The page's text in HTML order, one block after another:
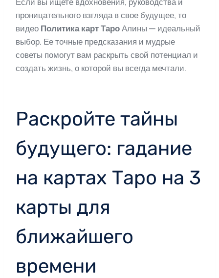
проницательного взгляда в свое будущее, то
видео Политика карт Таро Алины — идеальный
выбор. Ее точные предсказания и мудрые
советы помогут вам раскрыть свой потенциал и
создать жизнь, о которой вы всегда мечтали.
Раскройте тайны
будущего: гадание
на картах Таро на 3
карты для
ближайшего
времени